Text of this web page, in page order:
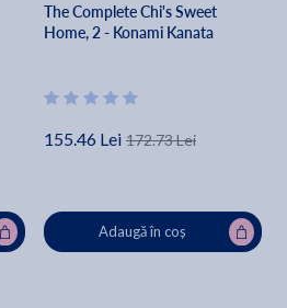
The Complete Chi's Sweet
Home, 2 - Konami Kanata
155.46 Lei 172.73 Lei
Adaugă în coș